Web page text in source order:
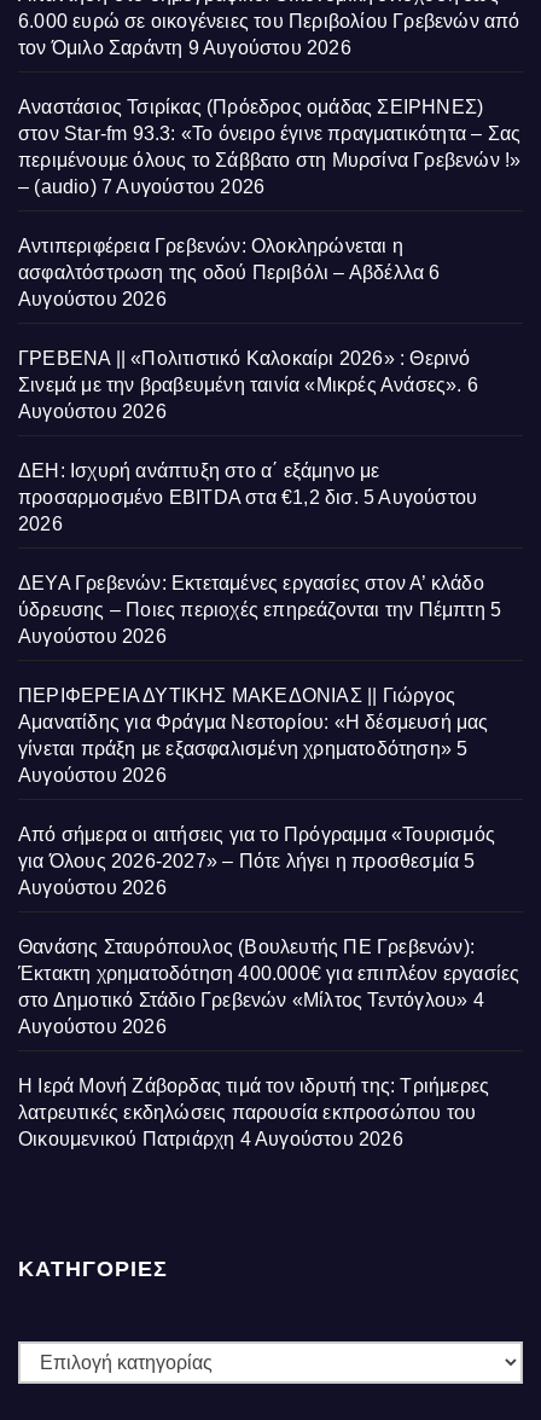
6.000 ευρώ σε οικογένειες του Περιβολίου Γρεβενών από
τον Όμιλο Σαράντη 9 Αυγούστου 2026
Αναστάσιος Τσιρίκας (Πρόεδρος ομάδας ΣΕΙΡΗΝΕΣ)
στον Star-fm 93.3: «Το όνειρο έγινε πραγματικότητα – Σας
περιμένουμε όλους το Σάββατο στη Μυρσίνα Γρεβενών !»
– (audio) 7 Αυγούστου 2026
Αντιπεριφέρεια Γρεβενών: Ολοκληρώνεται η
ασφαλτόστρωση της οδού Περιβόλι – Αβδέλλα 6
Αυγούστου 2026
ΓΡΕΒΕΝΑ || «Πολιτιστικό Καλοκαίρι 2026» : Θερινό
Σινεμά με την βραβευμένη ταινία «Μικρές Ανάσες». 6
Αυγούστου 2026
ΔΕΗ: Ισχυρή ανάπτυξη στο α΄ εξάμηνο με
προσαρμοσμένο EBITDA στα €1,2 δισ. 5 Αυγούστου
2026
ΔΕΥΑ Γρεβενών: Εκτεταμένες εργασίες στον Α’ κλάδο
ύδρευσης – Ποιες περιοχές επηρεάζονται την Πέμπτη 5
Αυγούστου 2026
ΠΕΡΙΦΕΡΕΙΑ ΔΥΤΙΚΗΣ ΜΑΚΕΔΟΝΙΑΣ || Γιώργος
Αμανατίδης για Φράγμα Νεστορίου: «Η δέσμευσή μας
γίνεται πράξη με εξασφαλισμένη χρηματοδότηση» 5
Αυγούστου 2026
Από σήμερα οι αιτήσεις για το Πρόγραμμα «Τουρισμός
για Όλους 2026-2027» – Πότε λήγει η προσθεσμία 5
Αυγούστου 2026
Θανάσης Σταυρόπουλος (Βουλευτής ΠΕ Γρεβενών):
Έκτακτη χρηματοδότηση 400.000€ για επιπλέον εργασίες
στο Δημοτικό Στάδιο Γρεβενών «Μίλτος Τεντόγλου» 4
Αυγούστου 2026
Η Ιερά Μονή Ζάβορδας τιμά τον ιδρυτή της: Τριήμερες
λατρευτικές εκδηλώσεις παρουσία εκπροσώπου του
Οικουμενικού Πατριάρχη 4 Αυγούστου 2026
ΚΑΤΗΓΟΡΙΕΣ
ΚΑΤΗΓΟΡΙΕΣ